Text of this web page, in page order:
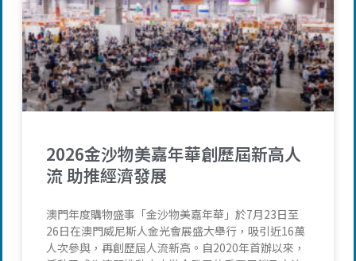
2026金沙物美嘉年華創歷屆新高人
流 助推經濟發展
澳門年度購物盛事「金沙物美嘉年華」於7月23日至
26日在澳門威尼斯人金光會展盛大舉行，吸引近16萬
人次參與，再創歷屆人流新高。自2020年首辦以來，